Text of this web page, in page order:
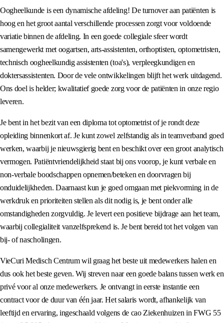
Oogheelkunde is een dynamische afdeling! De turnover aan patiënten is
hoog en het groot aantal verschillende processen zorgt voor voldoende
variatie binnen de afdeling. In een goede collegiale sfeer wordt
samengewerkt met oogartsen, arts-assistenten, orthoptisten, optometristen,
technisch oogheelkundig assistenten (toa's), verpleegkundigen en
doktersassistenten. Door de vele ontwikkelingen blijft het werk uitdagend.
Ons doel is helder; kwalitatief goede zorg voor de patiënten in onze regio
leveren.
Je bent in het bezit van een diploma tot optometrist of je rondt deze
opleiding binnenkort af. Je kunt zowel zelfstandig als in teamverband goed
werken, waarbij je nieuwsgierig bent en beschikt over een groot analytisch
vermogen. Patiëntvriendelijkheid staat bij ons voorop, je kunt verbale en
non-verbale boodschappen opnemen/beteken en doorvragen bij
onduidelijkheden. Daarnaast kun je goed omgaan met piekvorming in de
werkdruk en prioriteiten stellen als dit nodig is, je bent onder alle
omstandigheden zorgvuldig. Je levert een positieve bijdrage aan het team,
waarbij collegialiteit vanzelfsprekend is. Je bent bereid tot het volgen van
bij- of nascholingen.
VieCuri Medisch Centrum wil graag het beste uit medewerkers halen en
dus ook het beste geven. Wij streven naar een goede balans tussen werk en
privé voor al onze medewerkers. Je ontvangt in eerste instantie een
contract voor de duur van één jaar. Het salaris wordt, afhankelijk van
leeftijd en ervaring, ingeschaald volgens de cao Ziekenhuizen in FWG 55